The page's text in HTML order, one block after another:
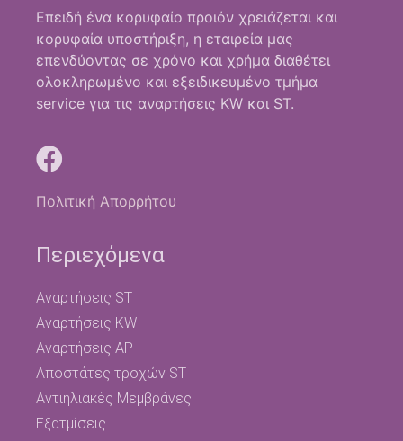
Επειδή ένα κορυφαίο προιόν χρειάζεται και
κορυφαία υποστήριξη, η εταιρεία μας
επενδύοντας σε χρόνο και χρήμα διαθέτει
ολοκληρωμένο και εξειδικευμένο τμήμα
service για τις αναρτήσεις KW και ST.
Πολιτική Απορρήτου
Περιεχόμενα
Αναρτήσεις ST
Αναρτήσεις KW
Αναρτήσεις AP
Αποστάτες τροχών ST
Αντιηλιακές Μεμβράνες
Εξατμίσεις